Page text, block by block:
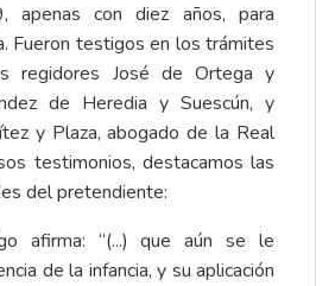
apenas con diez años, para
Fueron testigos en los trámites
regidores José de Ortega y
de Heredia y Suescún, y
y Plaza, abogado de la Real
testimonios, destacamos las
del pretendiente:
afirma: “(...) que aún se le
de la infancia, y su aplicación